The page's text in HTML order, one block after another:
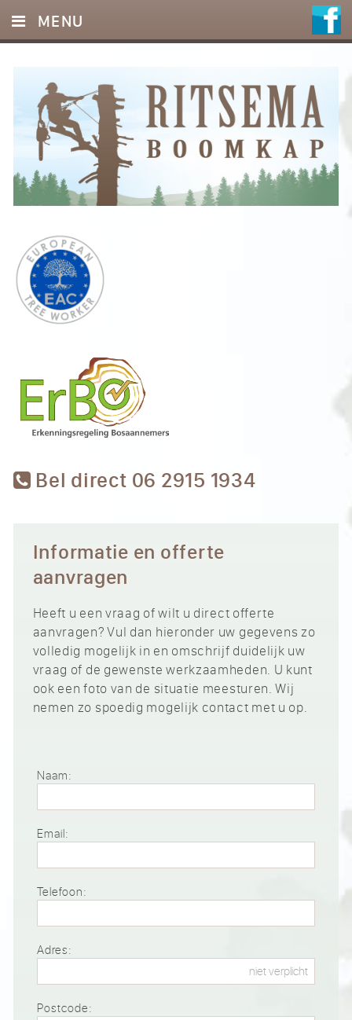
Bel direct 06 2915 1934
MENU
DIENSTEN
FOTO’S
REFERENTIES
OFFERTE
CONTACT
Informatie en offerte
aanvragen
Heeft u een vraag of wilt u direct offerte
aanvragen? Vul dan hieronder uw gegevens zo
volledig mogelijk in en omschrijf duidelijk uw
vraag of de gewenste werkzaamheden. U kunt
ook een foto van de situatie meesturen. Wij
nemen zo spoedig mogelijk contact met u op.
Naam:
Email:
Telefoon:
Adres:
Postcode: